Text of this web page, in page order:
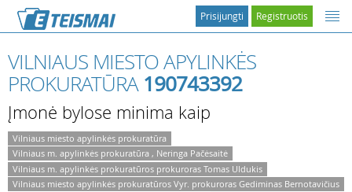
Registruotis
Prisijungti
VILNIAUS MIESTO APYLINKĖS
PROKURATŪRA 190743392
Įmonė bylose minima kaip
Vilniaus miesto apylinkės prokuratūra
Vilniaus m. apylinkės prokuratūra , Neringa Pačėsaitė
Vilniaus m. apylinkės prokuratūros prokuroras Tomas Uldukis
Vilniaus miesto apylinkės prokuratūros Vyr. prokuroras Gediminas Bernotavičius